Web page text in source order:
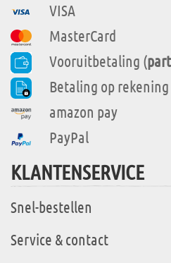
VISA
MasterCard
Vooruitbetaling (
Betaling op rekening
amazon pay
PayPal
KLANTENSERVICE
Snel-bestellen
Service & contact